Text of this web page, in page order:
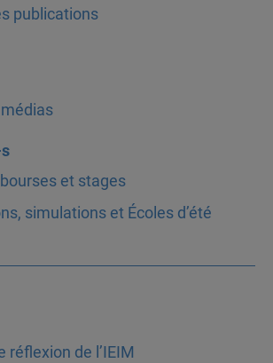
publications
et stages
simulations et Écoles d’été
réflexion de l’IEIM